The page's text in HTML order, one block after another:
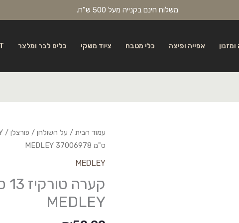
משלוח חינם בקנייה מעל 500 ש"ח.
אפייה ופיצה כלי מטבח ציוד משקי כלים לבר ומלצר
עמוד הבית / על השולחן / פורצלן /
ס"מ 37006978 MEDLEY
MEDLEY
MEDLEY